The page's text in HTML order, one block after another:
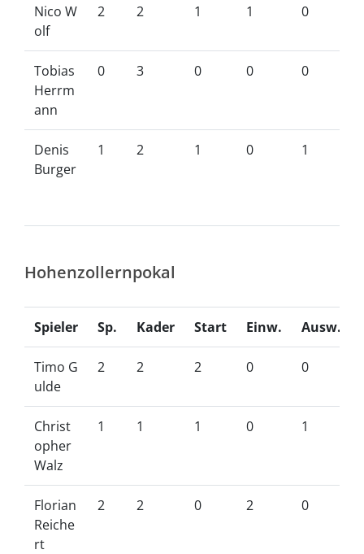
Nico W
olf
2 2 1 1 0
Tobias
Herrm
ann
0 3 0 0 0
Denis
Burger
1 2 1 0 1
Hohenzollernpokal
Spieler Sp. Kader Start Einw. Ausw.
Timo G
ulde
2 2 2 0 0
Christ
opher
Walz
1 1 1 0 1
Florian
Reiche
rt
2 2 0 2 0